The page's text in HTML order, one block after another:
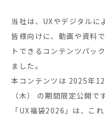
当社は、UXやデジタルに
皆様向けに、動画や資料
トできるコンテンツパッ
ました。
本コンテンツは 2025年
（木） の期間限定公開です
「UX福袋2026」は、こ